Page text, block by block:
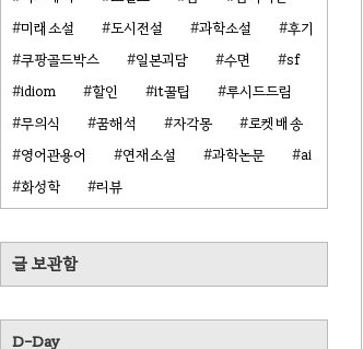
미래소설
도시전설 과학소설
후기
쿠팡골드박스
일본괴담 수면
sf
idiom
할인 it꿀팁
루시드드림
무의식
꿈해석 자각몽
로켓배송
영어관용어
연재소설 과학논문
ai
화성학
리뷰
글 보관함
D-Day